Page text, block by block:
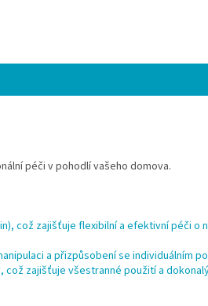
péči v pohodlí vašeho domova.
což zajišťuje flexibilní a efektivní péči o
a přizpůsobení se individuálním
zajišťuje všestranné použití a